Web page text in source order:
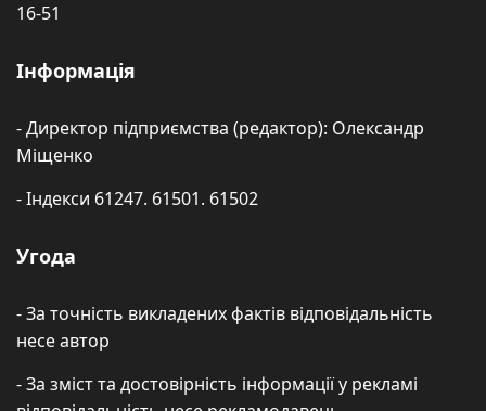
16-51
Інформація
- Директор підприємства (редактор): Олександр
Міщенко
- Індекси 61247. 61501. 61502
Угода
- За точність викладених фактів відповідальність
несе автор
- За зміст та достовірність інформації у рекламі